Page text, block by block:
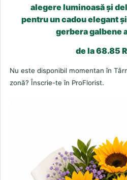
alegere luminoasă și
pentru un cadou elegant
gerbera galbene
de la 68.85
Nu este disponibil momentan în
zonă? Înscrie-te în ProFlorist.